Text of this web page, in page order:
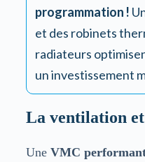
programmation !
et des robinets
radiateurs
un investissement
La ventilation et
Une VMC